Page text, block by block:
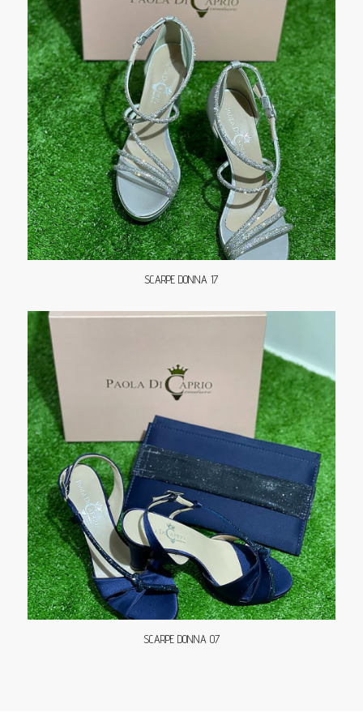
SCARPE DONNA 17
SCARPE DONNA 07